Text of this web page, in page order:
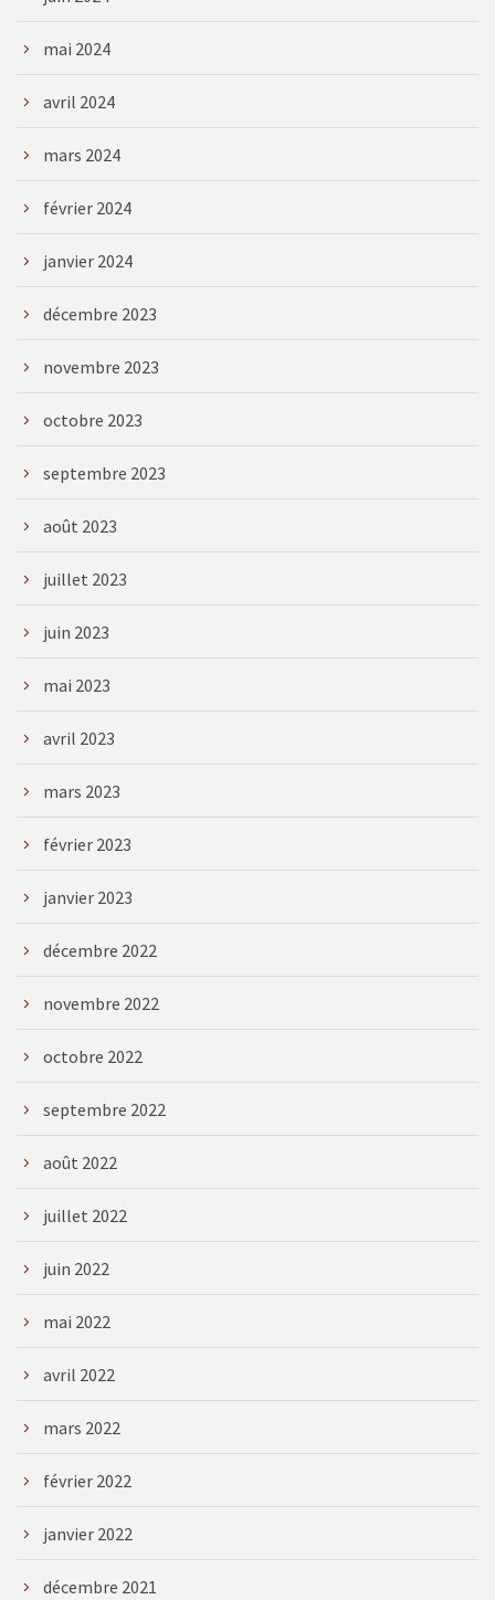
mai 2024
avril 2024
mars 2024
février 2024
janvier 2024
décembre 2023
novembre 2023
octobre 2023
septembre 2023
août 2023
juillet 2023
juin 2023
mai 2023
avril 2023
mars 2023
février 2023
janvier 2023
décembre 2022
novembre 2022
octobre 2022
septembre 2022
août 2022
juillet 2022
juin 2022
mai 2022
avril 2022
mars 2022
février 2022
janvier 2022
décembre 2021